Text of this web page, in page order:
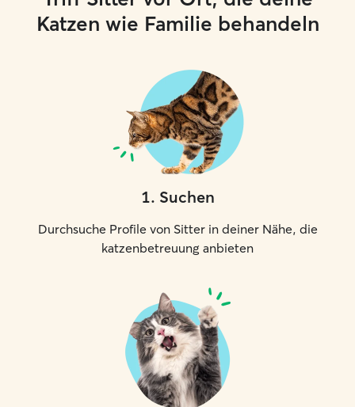
Katzen wie Familie behandeln
1. Suchen
Durchsuche Profile von Sitter in deiner Nähe, die
katzenbetreuung anbieten